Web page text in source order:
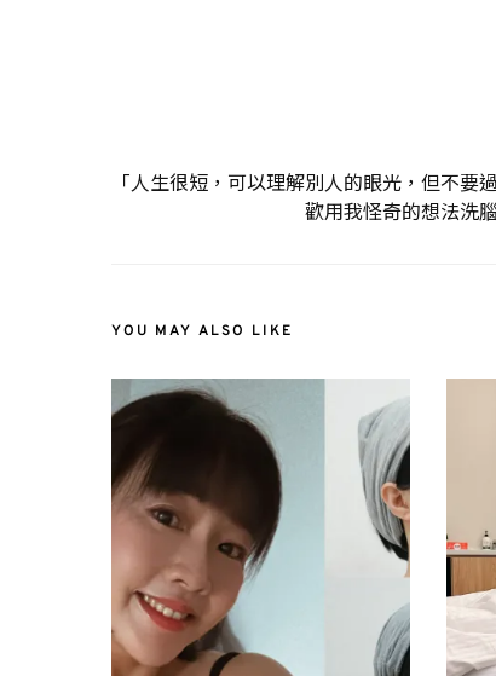
「人生很短，可以理解別人的眼光，但不
歡用我怪奇的想法洗
YOU MAY ALSO LIKE